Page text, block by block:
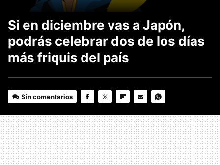
Si en diciembre vas a Japón,
podrás celebrar dos de los días
más friquis del país
Sin comentarios
MAIL